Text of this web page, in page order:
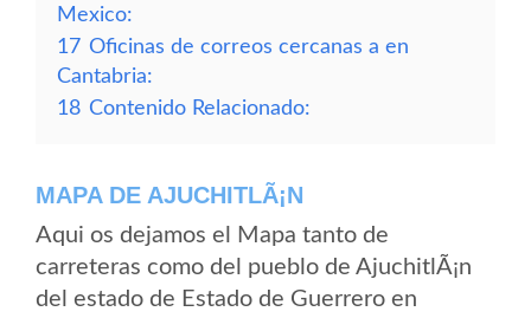
Mexico:
17 Oficinas de correos cercanas a en
Cantabria:
18 Contenido Relacionado:
MAPA DE AJUCHITLÃ¡N
Aqui os dejamos el Mapa tanto de
carreteras como del pueblo de AjuchitlÃ¡n
del estado de Estado de Guerrero en